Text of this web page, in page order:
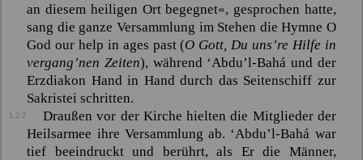
an diesem heiligen Ort begegnet«, gesprochen hatte,
sang die ganze Versammlung im Stehen die Hymne O
God our help in ages past(O Gott, Du uns’re Hilfe in
vergang’nen Zeiten), während ‘Abdu’l-Bahá und der
Erzdiakon Hand in Hand durch das Seitenschiff zur
Sakristei schritten.
1.2:2
Draußen vor der Kirche hielten die Mitglieder der
Heilsarmee ihre Versammlung ab. ‘Abdu’l-Bahá war
tief beeindruckt und berührt, als Er die Männer,